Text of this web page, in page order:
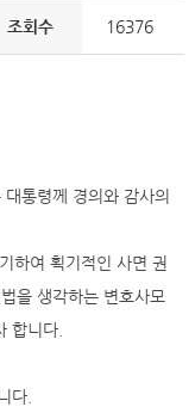
조회수 16376
통령께 경의와 감사의
하여 획기적인 사면 권
을 생각하는 변호사모
합니다.
다.